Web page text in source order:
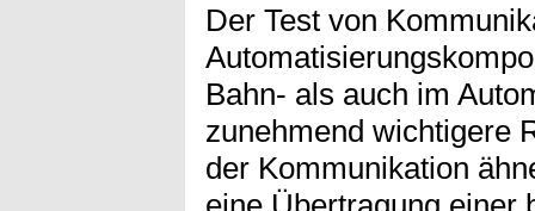
Der Test von
Bahn- als auch im
zunehmend wichtigere
der Kommunikation